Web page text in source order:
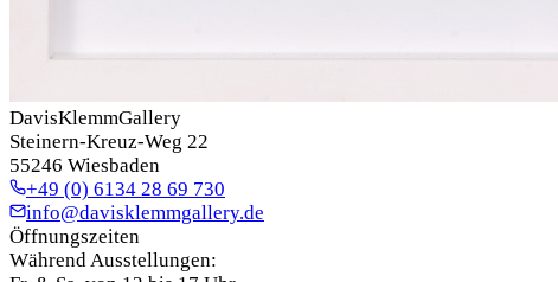
DavisKlemmGallery
Steinern-Kreuz-Weg 22
55246 Wiesbaden
+49 (0) 6134 28 69 730
info@davisklemmgallery.de
Öffnungszeiten
Während Ausstellungen: